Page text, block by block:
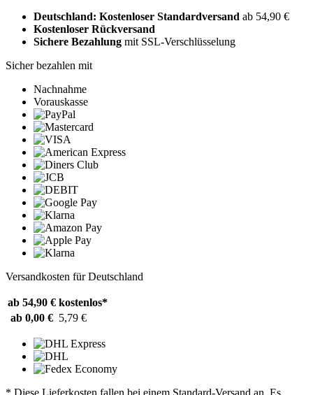
Deutschland: Kostenloser Standardversand ab 54,90 €
Kostenloser Rückversand
Sichere Bezahlung mit SSL-Verschlüsselung
Sicher bezahlen mit
Nachnahme
Vorauskasse
Versandkosten für Deutschland
ab 54,90 € kostenlos*
ab 0,00 € 5,79 €